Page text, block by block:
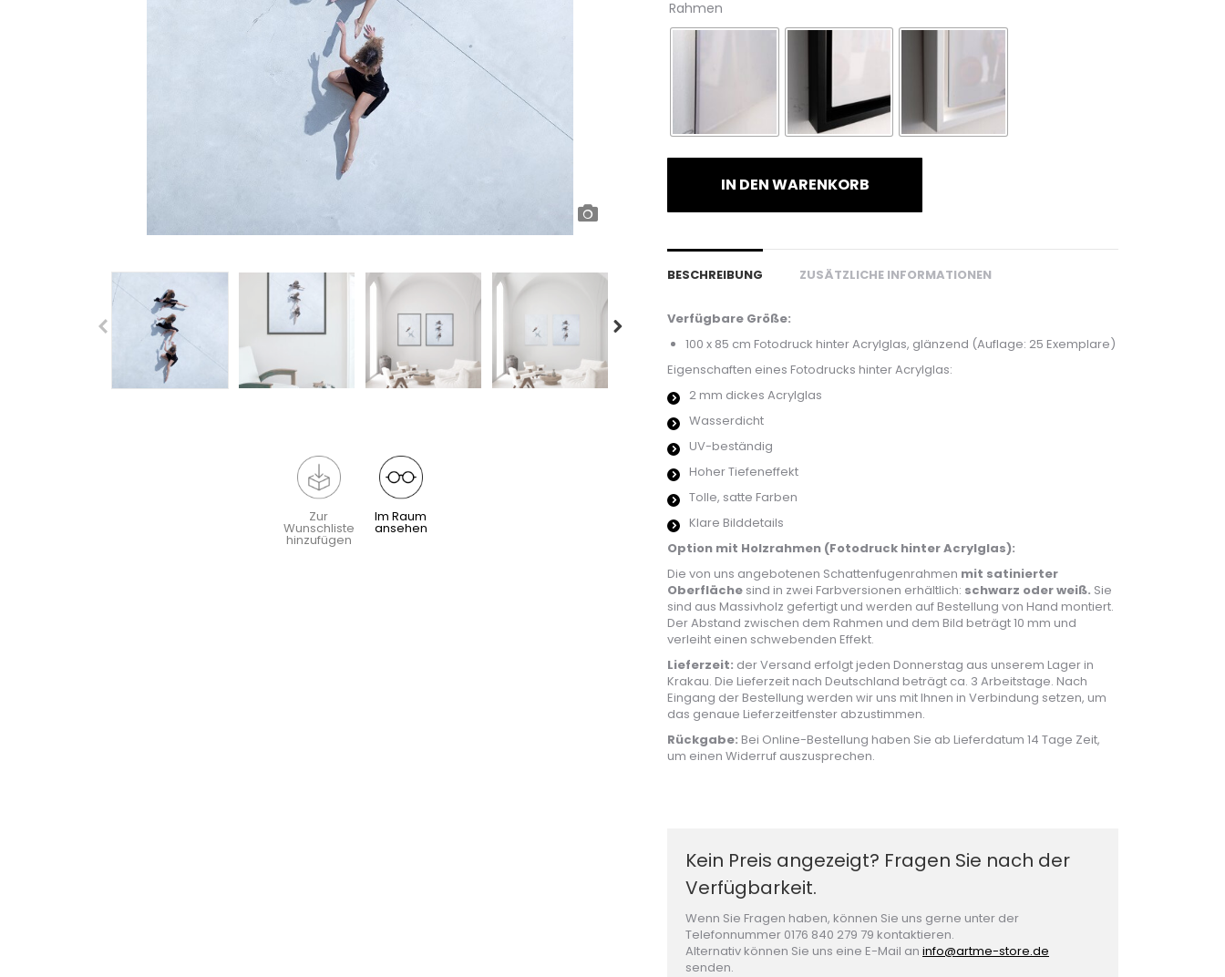
Previous
Zur
Wunschliste
hinzufügen
Im Raum
ansehen
Rahmen
IN DEN WARENKORB
BESCHREIBUNG ZUSÄTZLICHE INFORMATIONEN
Verfügbare Größe:
100 x 85 cm Fotodruck hinter Acrylglas, glänzend (Auflage: 25 Exemplare)
Eigenschaften eines Fotodrucks hinter Acrylglas:
2 mm dickes Acrylglas
Wasserdicht
UV-beständig
Hoher Tiefeneffekt
Tolle, satte Farben
Klare Bilddetails
Option mit Holzrahmen (Fotodruck hinter Acrylglas):
Die von uns angebotenen Schattenfugenrahmen mit satinierter
Oberfläche sind in zwei Farbversionen erhältlich: schwarz oder weiß. Sie
sind aus Massivholz gefertigt und werden auf Bestellung von Hand montiert.
Der Abstand zwischen dem Rahmen und dem Bild beträgt 10 mm und
verleiht einen schwebenden Effekt.
Lieferzeit: der Versand erfolgt jeden Donnerstag aus unserem Lager in
Krakau. Die Lieferzeit nach Deutschland beträgt ca. 3 Arbeitstage. Nach
Eingang der Bestellung werden wir uns mit Ihnen in Verbindung setzen, um
das genaue Lieferzeitfenster abzustimmen.
Rückgabe: Bei Online-Bestellung haben Sie ab Lieferdatum 14 Tage Zeit,
um einen Widerruf auszusprechen.
Kein Preis angezeigt? Fragen Sie nach der
Verfügbarkeit.
Wenn Sie Fragen haben, können Sie uns gerne unter der
Telefonnummer 0176 840 279 79 kontaktieren.
Alternativ können Sie uns eine E-Mail an info@artme-store.de
senden.